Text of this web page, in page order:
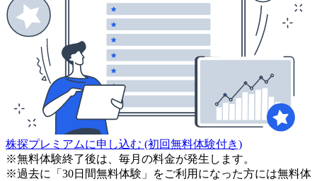
株探プレミアムに申し込む (初回無料体験付き)
※無料体験終了後は、毎月の料金が発生します。
※過去に「30日間無料体験」をご利用になった方には無料体